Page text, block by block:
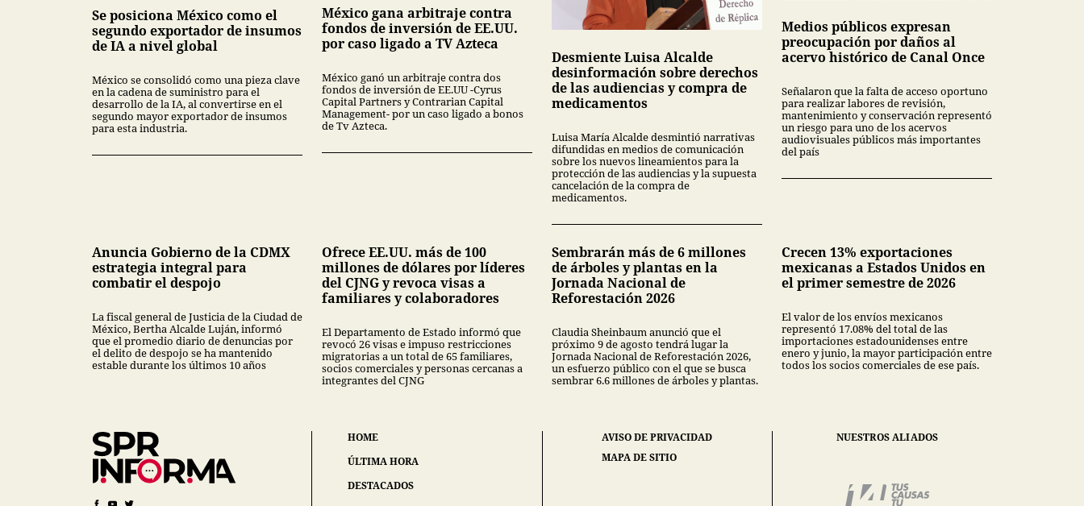
Se posiciona México como el
segundo exportador de insumos
de IA a nivel global
México se consolidó como una pieza clave
en la cadena de suministro para el
desarrollo de la IA, al convertirse en el
segundo mayor exportador de insumos
para esta industria.
México gana arbitraje contra
fondos de inversión de EE.UU.
por caso ligado a TV Azteca
México ganó un arbitraje contra dos
fondos de inversión de EE.UU -Cyrus
Capital Partners y Contrarian Capital
Management- por un caso ligado a bonos
de Tv Azteca.
Desmiente Luisa Alcalde
desinformación sobre derechos
de las audiencias y compra de
medicamentos
Luisa María Alcalde desmintió narrativas
difundidas en medios de comunicación
sobre los nuevos lineamientos para la
protección de las audiencias y la supuesta
cancelación de la compra de
medicamentos.
Medios públicos expresan
preocupación por daños al
acervo histórico de Canal Once
Señalaron que la falta de acceso oportuno
para realizar labores de revisión,
mantenimiento y conservación representó
un riesgo para uno de los acervos
audiovisuales públicos más importantes
del país
Anuncia Gobierno de la CDMX
estrategia integral para
combatir el despojo
La fiscal general de Justicia de la Ciudad de
México, Bertha Alcalde Luján, informó
que el promedio diario de denuncias por
el delito de despojo se ha mantenido
estable durante los últimos 10 años
Ofrece EE.UU. más de 100
millones de dólares por líderes
del CJNG y revoca visas a
familiares y colaboradores
El Departamento de Estado informó que
revocó 26 visas e impuso restricciones
migratorias a un total de 65 familiares,
socios comerciales y personas cercanas a
integrantes del CJNG
Sembrarán más de 6 millones
de árboles y plantas en la
Jornada Nacional de
Reforestación 2026
Claudia Sheinbaum anunció que el
próximo 9 de agosto tendrá lugar la
Jornada Nacional de Reforestación 2026,
un esfuerzo público con el que se busca
sembrar 6.6 millones de árboles y plantas.
Crecen 13% exportaciones
mexicanas a Estados Unidos en
el primer semestre de 2026
El valor de los envíos mexicanos
representó 17.08% del total de las
importaciones estadounidenses entre
enero y junio, la mayor participación entre
todos los socios comerciales de ese país.
HOME
ÚLTIMA HORA
DESTACADOS
AVISO DE PRIVACIDAD
MAPA DE SITIO
NUESTROS ALIADOS